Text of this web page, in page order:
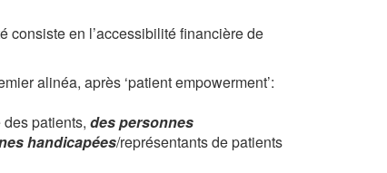
consiste en l’accessibilité financière de
alinéa, après ‘patient empowerment’:
patients, des personnes
handicapées/représentants de patients